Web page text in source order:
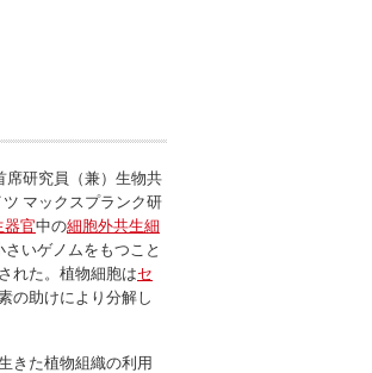
席研究員（兼）生物共
マックスプランク研
器官中の細胞外共生細
いゲノムをもつこと
れた。植物細胞はセ
の助けにより分解し
きた植物組織の利用